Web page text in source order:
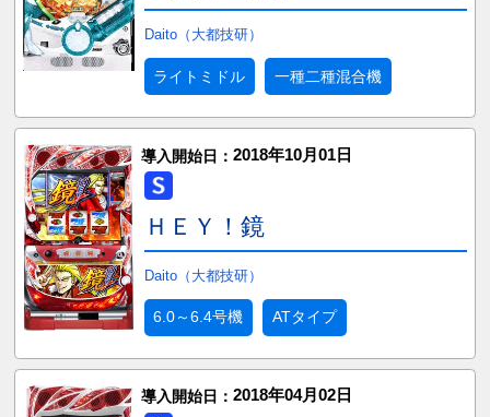
Daito（大都技研）
ライトミドル 一種二種混合機
導入開始日： 2018年10月01日
ＨＥＹ！鏡
Daito（大都技研）
6.0～6.4号機 ATタイプ
導入開始日： 2018年04月02日